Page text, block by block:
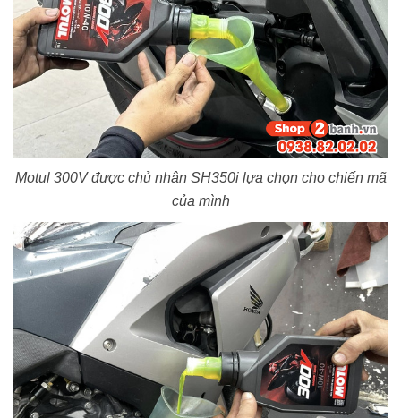
Motul 300V được chủ nhân SH350i lựa chọn cho chiến mã
của mình